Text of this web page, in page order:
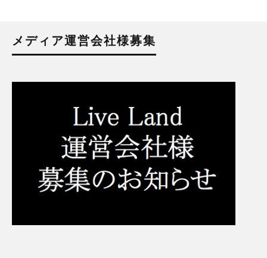
メディア運営会社様募集